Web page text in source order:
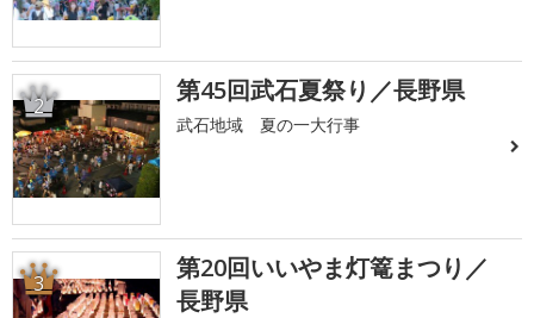
2 第45回武石夏祭り／長野県
武石地域 夏の一大行事
3
第20回いいやま灯篭まつり／
長野県